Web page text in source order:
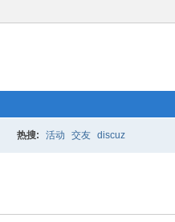
热搜: 活动 交友 discuz